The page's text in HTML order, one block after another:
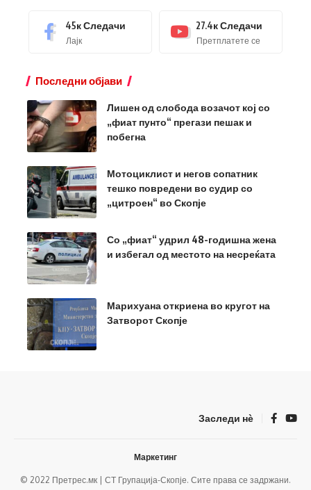
45кСледачи
Лајк
27.4кСледачи
Претплатете се
Последни објави
Лишен од слобода возачот кој со
„фиат пунто“ прегази пешак и
побегна
Мотоциклист и негов сопатник
тешко повредени во судир со
„цитроен“ во Скопје
Со „фиат“ удрил 48-годишна жена
и избегал од местото на несреќата
Марихуана откриена во кругот на
Затворот Скопје
Заследи нѐ
© 2022 Претрес.мк | СТ Групација-Скопје. Сите права се задржани.
Маркетинг